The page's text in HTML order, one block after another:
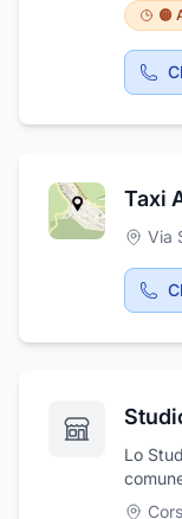
presso
attività
🟠
Taxi
Via
Lo